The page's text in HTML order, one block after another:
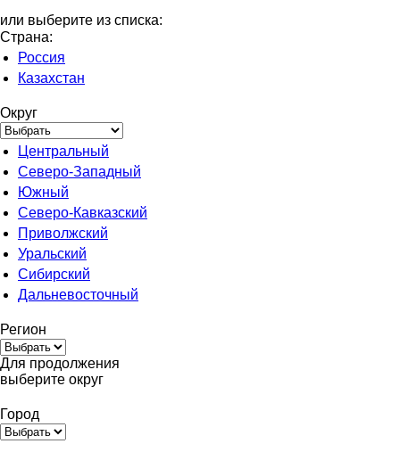
или выберите из списка:
Страна:
Россия
Казахстан
Округ
Центральный
Северо-Западный
Южный
Северо-Кавказский
Приволжский
Уральский
Сибирский
Дальневосточный
Регион
Для продолжения
выберите округ
Город